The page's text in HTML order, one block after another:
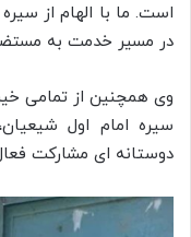
است. ما با الهام از
در مسیر خدمت به
وی همچنین از تمامی
سیره امام اول
دوستانه ای مشارکت